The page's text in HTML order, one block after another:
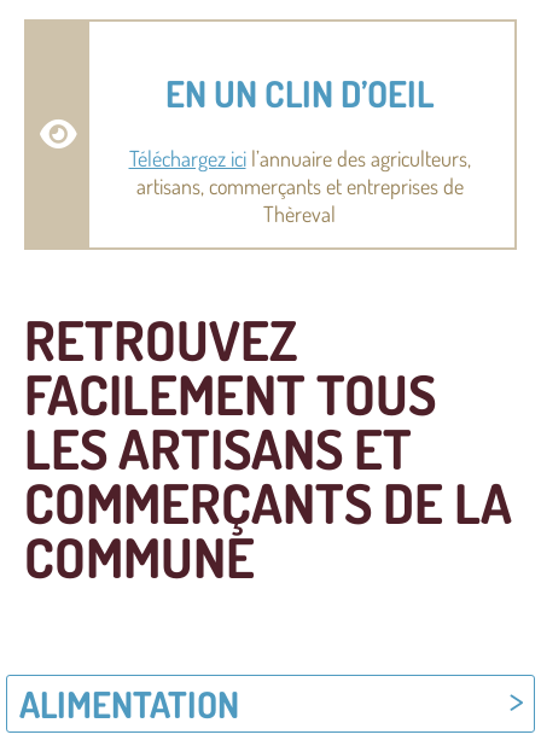
EN UN CLIN D’OEIL
Téléchargez icil’annuaire des agriculteurs,
artisans, commerçants et entreprises de
Thèreval
RETROUVEZ
FACILEMENT TOUS
LES ARTISANS ET
COMMERÇANTS DE LA
COMMUNE
ALIMENTATION